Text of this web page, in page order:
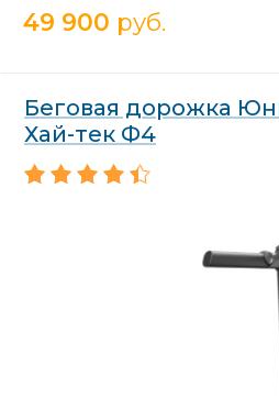
49 900 руб.
Беговая дорожка
Хай-тек Ф4